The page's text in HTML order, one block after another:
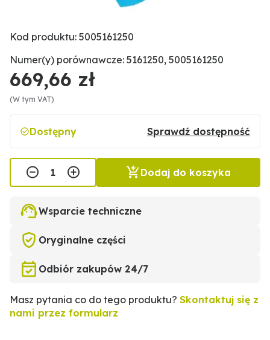
Kod produktu: 5005161250
Numer(y) porównawcze: 5161250, 5005161250
669,66 zł
(W tym VAT)
Dostępny Sprawdź dostępność
Dodaj do koszyka
Wsparcie techniczne
Oryginalne części
Odbiór zakupów 24/7
Masz pytania co do tego produktu? Skontaktuj się z
nami przez formularz